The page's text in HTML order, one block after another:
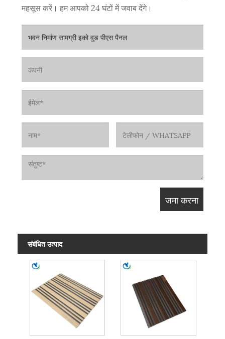
महसूस करें। हम आपको 24 घंटों में जवाब देंगे।
संबंधित उत्पाद